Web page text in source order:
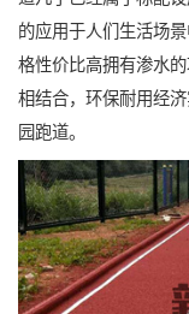
的应用于人们生活场
格性价比高拥有渗水
相结合，环保耐用经
园跑道。